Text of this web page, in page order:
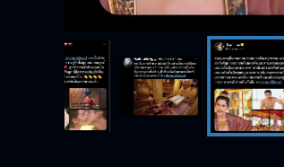
ข่าวประชาสัมพันธ์อื่นๆ